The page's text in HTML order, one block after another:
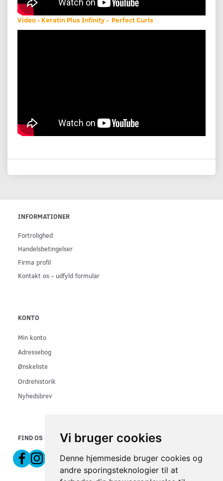
Vi bruger cookies
Denne hjemmeside bruger cookies og
andre sporingsteknologier til at
Video - Keratin Plus Infinity - Perfect Curls
INFORMATIONER
Fortrolighed
Handelsbetingelser
Firma profil
Kontakt os - udfyld formular
KONTO
Min konto
Adressebog
Ønskeliste
Ordrehistorik
Nyhedsbrev
FIND OS PÅ